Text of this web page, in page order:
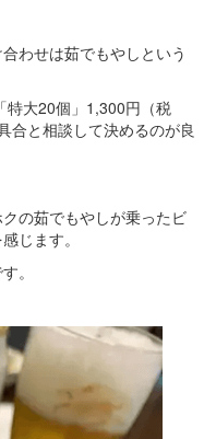
わせは茹でもやしという
特大20個」1,300円（税
合と相談して決めるのが良
の茹でもやしが乗ったビ
じます。
。